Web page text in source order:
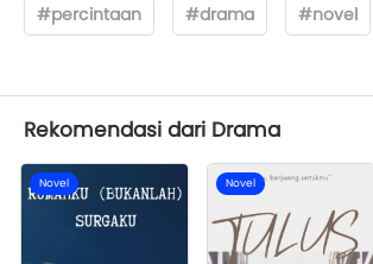
#percintaan #drama #novel
Rekomendasi dari Drama
Novel Novel